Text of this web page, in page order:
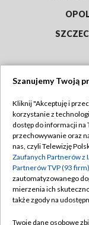
Abonament TVP
Emisja w TVP
Centrum
Naziemna
Szanujemy Twoją
Kliknij "Akceptuję i
korzystanie z
dostęp do informacji
przechowywanie oraz
nas, czyli Telewizję
Zaufanych Partnerów z
Partnerów TVP (93 firm)
zautomatyzowanego
mierzenia ich
także zgody na
Twoje dane osobowe